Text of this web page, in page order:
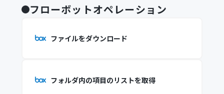
フローボットオペレーション
ファイルをダウンロード
フォルダ内の項目のリストを取得